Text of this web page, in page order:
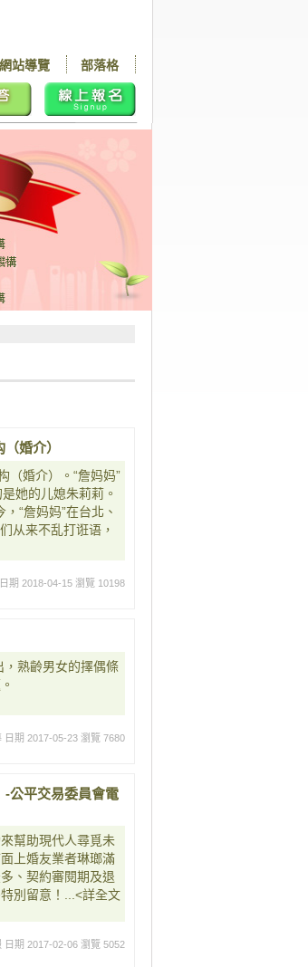
部落格
網站導覽
婚介）
（婚介）。“詹妈妈”
她的儿媳朱莉莉。
“詹妈妈”在台北、
从来不乱打诳语，
日期 2018-04-15 瀏覽 10198
熟齡男女的擇偶條
日期 2017-05-23 瀏覽 7680
-公平交易委員會電
幫助現代人尋覓未
上婚友業者琳瑯滿
、契約審閱期及退
別留意！...<詳全文
日期 2017-02-06 瀏覽 5052